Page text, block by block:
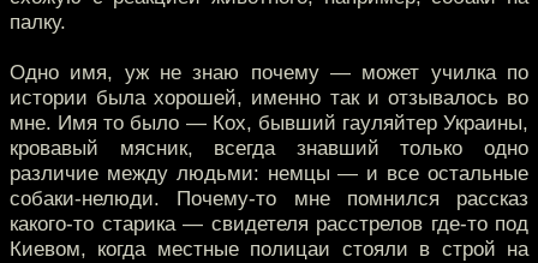
палку.
Одно имя, уж не знаю почему — может училка по
истории была хорошей, именно так и отзывалось во
мне. Имя то было — Кох, бывший гауляйтер Украины,
кровавый мясник, всегда знавший только одно
различие между людьми: немцы — и все остальные
собаки-нелюди. Почему-то мне помнился рассказ
какого-то старика — свидетеля расстрелов где-то под
Киевом, когда местные полицаи стояли в строй на